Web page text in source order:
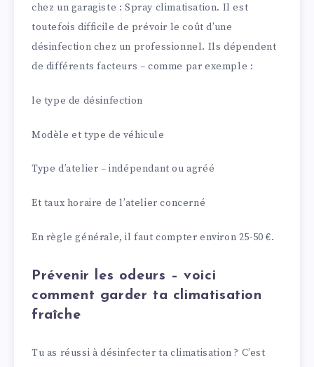
chez un garagiste : Spray climatisation. Il est
toutefois difficile de prévoir le coût d’une
désinfection chez un professionnel. Ils dépendent
de différents facteurs – comme par exemple :
le type de désinfection
Modèle et type de véhicule
Type d’atelier – indépendant ou agréé
Et taux horaire de l’atelier concerné
En règle générale, il faut compter environ 25-50 €.
Prévenir les odeurs – voici
comment garder ta climatisation
fraîche
Tu as réussi à désinfecter ta climatisation ? C’est